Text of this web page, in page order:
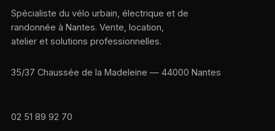
Spécialiste du vélo urbain, électrique et de
randonnée à Nantes. Vente, location,
atelier et solutions professionnelles.
35/37 Chaussée de la Madeleine — 44000 Nantes
02 51 89 92 70